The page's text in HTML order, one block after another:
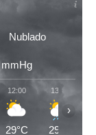
Nublado
mmHg
12:00
29°C
13:00
29°C
›